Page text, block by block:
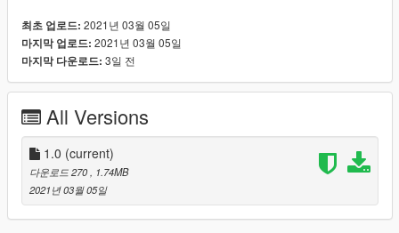
최초 업로드: 2021년 03월 05일
마지막 업로드: 2021년 03월 05일
마지막 다운로드: 3일 전
All Versions
1.0 (current)
다운로드 270
, 1.74MB
2021년 03월 05일